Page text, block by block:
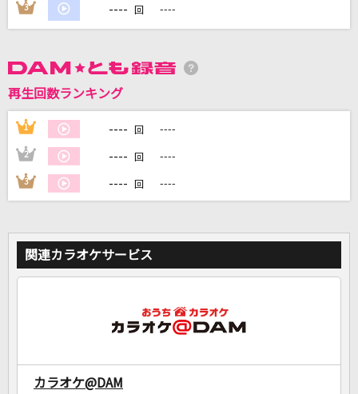
DAMの新曲・ランキングなど
DAMに会員登録・ログインして
カラオケをもっと楽しもう！
3 ---- 回 ----
再生回数ランキング
1 ---- 回 ----
2 ---- 回 ----
3 ---- 回 ----
関連カラオケサービス
カラオケ@DAM